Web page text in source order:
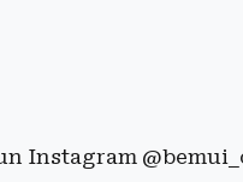
Instagram